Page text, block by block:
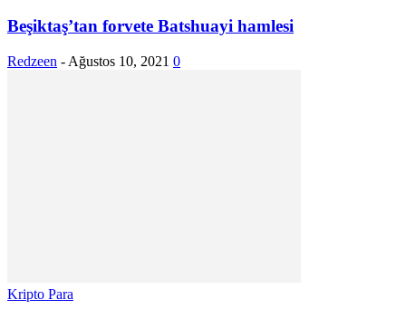
Beşiktaş’tan forvete Batshuayi hamlesi
Redzeen - Ağustos 10, 2021 0
Kripto Para